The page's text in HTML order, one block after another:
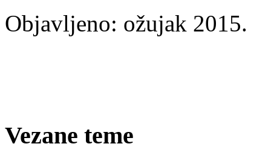
Objavljeno: ožujak 2015.
Vezane teme